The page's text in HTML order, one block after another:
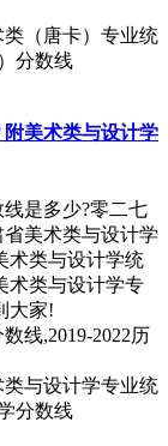
类（唐卡）专业统
分数线
美术类与设计学
是多少?零二七
美术类与设计学
术类与设计学统
术类与设计学专
大家!
类与设计学专业统
分数线